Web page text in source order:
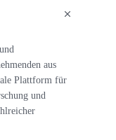
aus
Plattform für
und